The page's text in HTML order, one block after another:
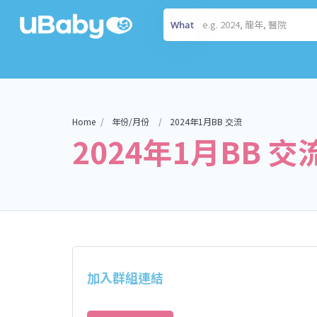
What
Home 年份/月份 2024年1月BB 交流
2024年1月BB 交
加入群組連結